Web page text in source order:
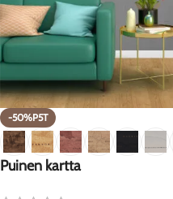
-50%P5T
Puinen kartta